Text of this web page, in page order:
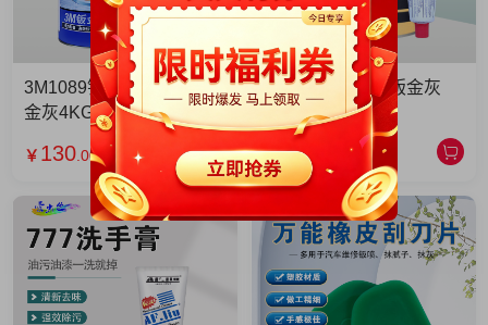
3M1089钣金灰 3M1089钣
金灰4KG 单罐
￥ 130 .00
启安钣金灰 启安钣金灰
2KG 单罐
￥49.90